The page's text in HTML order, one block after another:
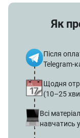
Як
Після
Telegram-
Щодня
(10–25
Всі
навчатись